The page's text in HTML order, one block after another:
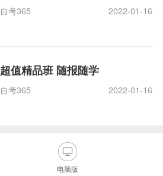
自考365 2022-01-16
超值精品班 随报随学
自考365 2022-01-16
电脑版